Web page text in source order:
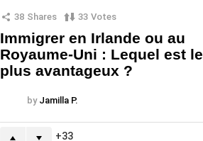
38 Shares 33 Votes
Immigrer en Irlande ou au
Royaume-Uni : Lequel est le
plus avantageux ?
by Jamilla P.
33